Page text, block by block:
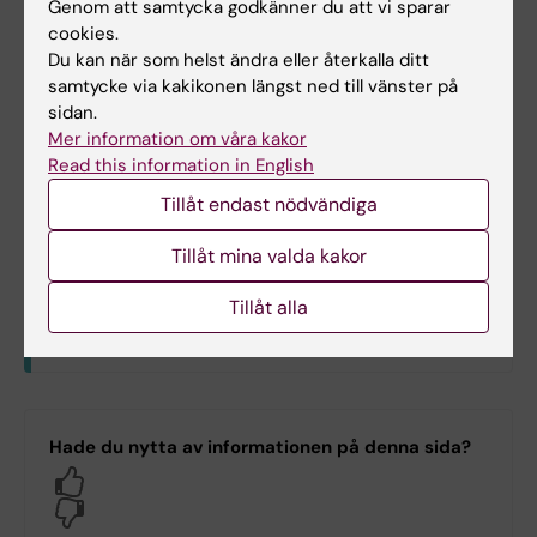
Kontakt
Vid frågor kring utskriftstjänsterna kan du vända
dig tillHelpdesk.
Mer information för inloggade
medarbetare
K
l
i
c
k
a
h
ä
r
f
ö
r
a
t
t
v
i
s
a
/
d
ö
l
j
a
i
n
f
o
r
m
a
t
i
o
n
Det finns mer information för dig som
arbetar i följande grupper
cellbiologi
Hade du nytta av informationen på denna sida?
Genom att samtycka godkänner du att vi sparar
cookies.
Du kan när som helst ändra eller återkalla ditt
samtycke via kakikonen längst ned till vänster på
sidan.
Mer information om våra kakor
Read this information in English
Tillåt endast nödvändiga
Tillåt mina valda kakor
Tillåt alla